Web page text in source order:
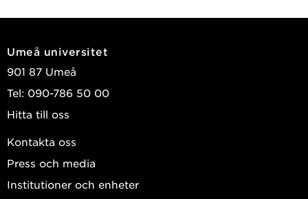
et al.
2016
Heterozygous colon cancer-associated mutations
of SAMHD1 have functional significance
Proceedings of the National Academy of Sciences
Rentoft, Matilda; Lindell, Kristoffer; Tran, Phong; et
Umeå universitet
901 87 Umeå
Tel: 090-786 50 00
Hitta till oss
Kontakta oss
Press och media
Institutioner och enheter